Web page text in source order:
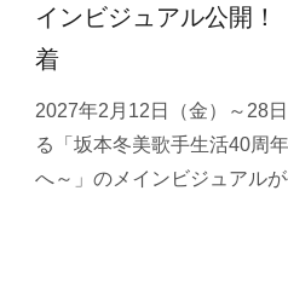
インビジュアル公開
着
2027年2月12日（金）～28
る「坂本冬美歌手生活40周
へ～」のメインビジュアル